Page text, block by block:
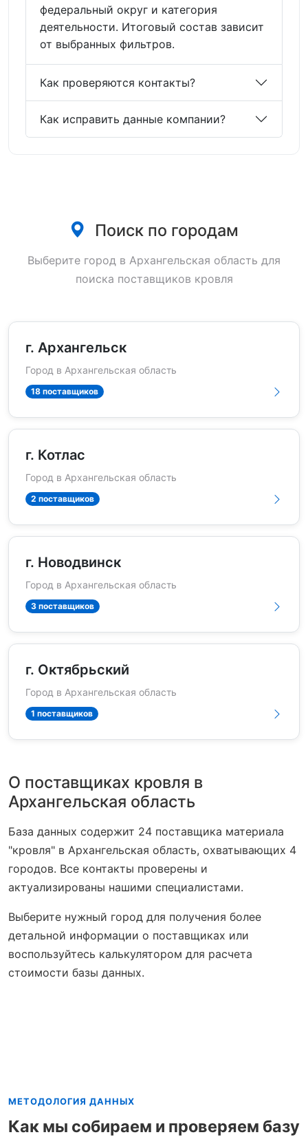
федеральный округ и категория
деятельности. Итоговый состав зависит
от выбранных фильтров.
Как проверяются контакты?
Как исправить данные компании?
Поиск по городам
Выберите город в Архангельская область для
поиска поставщиков кровля
г. Архангельск
Город в Архангельская область
18 поставщиков
г. Котлас
Город в Архангельская область
2 поставщиков
г. Новодвинск
Город в Архангельская область
3 поставщиков
г. Октябрьский
Город в Архангельская область
1 поставщиков
О поставщиках кровля в
Архангельская область
База данных содержит 24 поставщика материала
"кровля" в Архангельская область, охватывающих 4
городов. Все контакты проверены и
актуализированы нашими специалистами.
Выберите нужный город для получения более
детальной информации о поставщиках или
воспользуйтесь калькулятором для расчета
стоимости базы данных.
МЕТОДОЛОГИЯ ДАННЫХ
Как мы собираем и проверяем базу